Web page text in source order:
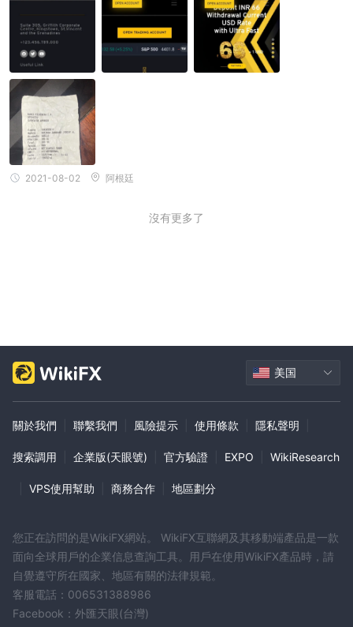
2021-08-02 阿根廷
沒有更多了
美国
關於我們 聯繫我們 風險提示 使用條款 隱私聲明
搜索調用 企業版(天眼號) 官方驗證 EXPO WikiResearch
VPS使用幫助 商務合作 地區劃分
您正在訪問的是WikiFX網站。 WikiFX互聯網及其移動端產品是一款
面向全球用戶的企業信息查詢工具。用戶在使用WikiFX產品時，請
自覺遵守所在國家、地區有關的法律規範。
客服電話：006531388986
Facebook：外匯天眼(台灣)